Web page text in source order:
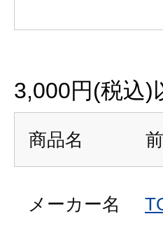
3,000円(税込)
商品名
メーカー名